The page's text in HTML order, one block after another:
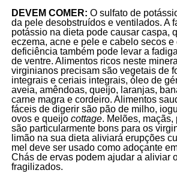
DEVEM COMER: O sulfato de
da pele desobstruídos e ventilados. A
potássio na dieta pode causar caspa,
eczema, acne e pele e cabelo secos e
deficiência também pode levar a
de ventre. Alimentos ricos neste
virginianos precisam são vegetais de
integrais e ceriais integrais, óleo de
aveia, amêndoas, queijo, laranjas,
carne magra e cordeiro. Alimentos
fáceis de digerir são pão de milho,
ovos e queijo cottage. Melões, maçãs,
são particularmente bons para os
limão na sua dieta aliviará erupções
mel deve ser usado como adoçante
Chás de ervas podem ajudar a aliviar
fragilizados.